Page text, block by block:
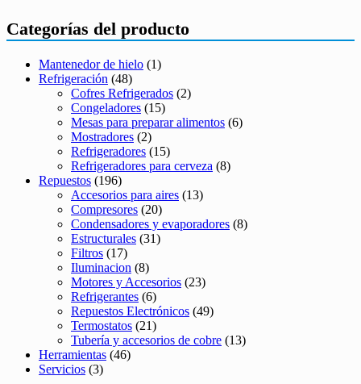
Categorías del producto
Mantenedor de hielo (1)
Refrigeración (48)
Cofres Refrigerados (2)
Congeladores (15)
Mesas para preparar alimentos (6)
Mostradores (2)
Refrigeradores (15)
Refrigeradores para cerveza (8)
Repuestos (196)
Accesorios para aires (13)
Compresores (20)
Condensadores y evaporadores (8)
Estructurales (31)
Filtros (17)
Iluminacion (8)
Motores y Accesorios (23)
Refrigerantes (6)
Repuestos Electrónicos (49)
Termostatos (21)
Tubería y accesorios de cobre (13)
Herramientas (46)
Servicios (3)